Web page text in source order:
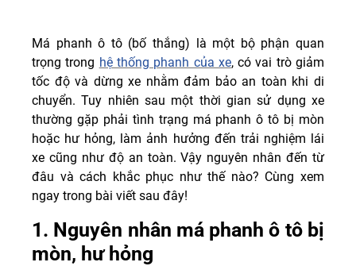
Má phanh ô tô (bố thắng) là một bộ phận quan
trọng trong hệ thống phanh của xe, có vai trò giảm
tốc độ và dừng xe nhằm đảm bảo an toàn khi di
chuyển. Tuy nhiên sau một thời gian sử dụng xe
thường gặp phải tình trạng má phanh ô tô bị mòn
hoặc hư hỏng, làm ảnh hưởng đến trải nghiệm lái
xe cũng như độ an toàn. Vậy nguyên nhân đến từ
đâu và cách khắc phục như thế nào? Cùng xem
ngay trong bài viết sau đây!
1. Nguyên nhân má phanh ô tô bị
mòn, hư hỏng